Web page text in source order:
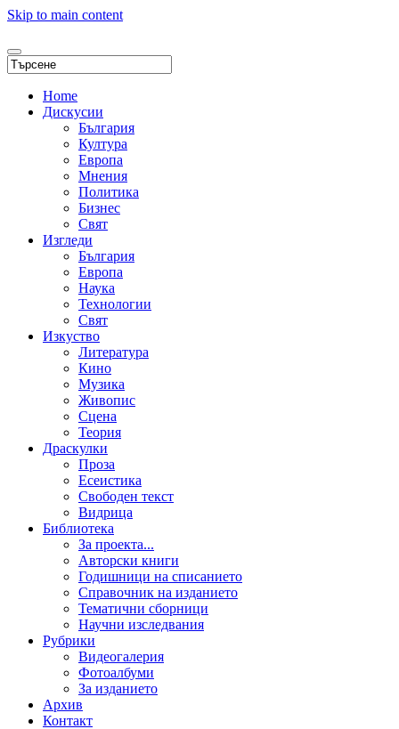
Skip to main content
Home
Дискусии
България
Култура
Европа
Мнения
Политика
Бизнес
Свят
Изгледи
България
Европа
Наука
Технологии
Свят
Изкуство
Литература
Кино
Музика
Живопис
Сцена
Теория
Драскулки
Проза
Есеистика
Свободен текст
Видрица
Библиотека
За проекта...
Авторски книги
Годишници на списанието
Справочник на изданието
Тематични сборници
Научни изследвания
Рубрики
Видеогалерия
Фотоалбуми
За изданието
Архив
Контакт